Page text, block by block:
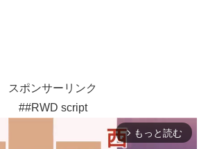
スポンサーリンク
##RWD script
arrow_forward_ios もっと読む